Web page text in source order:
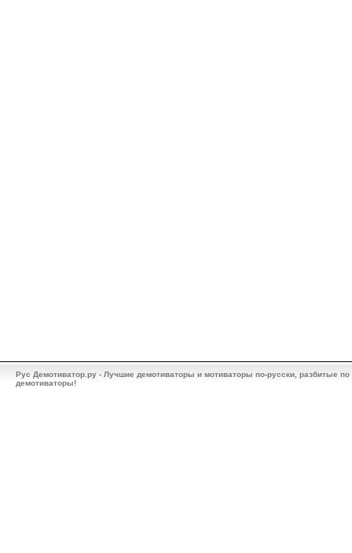
Рус Демотиватор.ру - Лучшие демотиваторы и мотиваторы по-русски, разбитые
демотиваторы!